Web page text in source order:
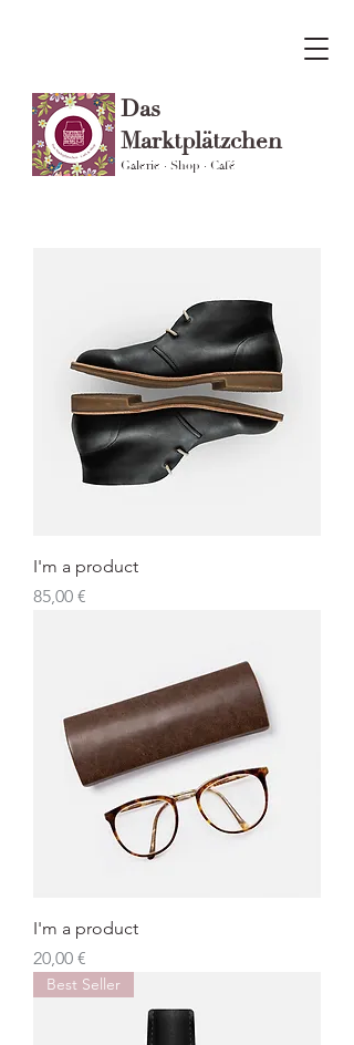
Das
Marktplätzchen
Galerie · Shop · Café
I'm a product
Preis
85,00 €
I'm a product
Preis
20,00 €
Best Seller